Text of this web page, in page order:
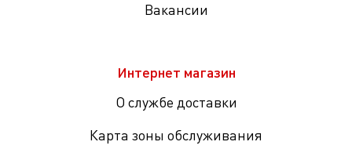
Вакансии
Интернет магазин
О службе доставки
Карта зоны обслуживания